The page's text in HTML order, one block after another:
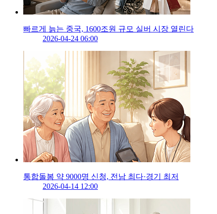
빠르게 늙는 중국, 1600조원 규모 실버 시장 열린다
2026-04-24 06:00
통합돌봄 약 9000명 신청, 전남 최다·경기 최저
2026-04-14 12:00